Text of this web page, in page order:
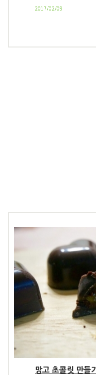
2017/02/09
망고 초콜릿 만들기